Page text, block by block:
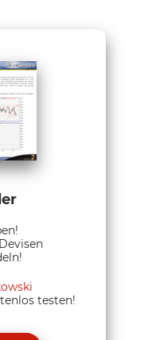
testen!